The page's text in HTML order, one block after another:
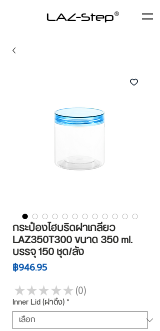
LAZ-Step
กระป๋องไฮบริดฝาเกลียว
LAZ350T300 ขนาด 350 ml.
บรรจุ 150 ชุด/ลัง
฿946.95ราคา
★ ★ ★ ★ ★ 0
0
Inner Lid (ฝาดึง)*